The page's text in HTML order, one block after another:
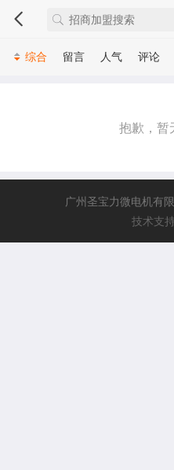
综合 留言 人气 评论
抱歉，暂
广州圣宝力微电机有
技术支